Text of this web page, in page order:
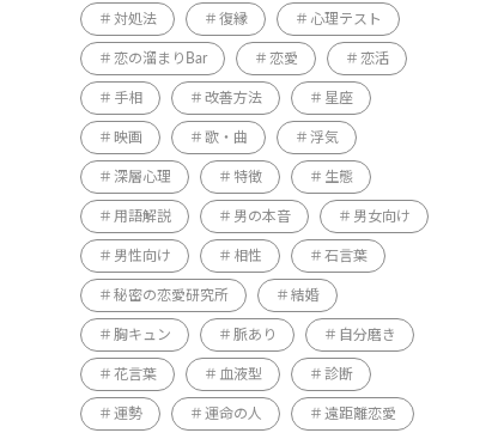
対処法 復縁 心理テスト
恋の溜まりBar 恋愛 恋活
手相 改善方法 星座
映画 歌・曲 浮気
深層心理 特徴 生態
用語解説 男の本音 男女向け
男性向け 相性 石言葉
秘密の恋愛研究所 結婚
胸キュン 脈あり 自分磨き
花言葉 血液型 診断
運勢 運命の人 遠距離恋愛